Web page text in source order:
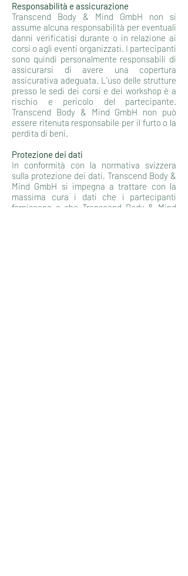
Responsabilità e assicurazione
Transcend Body & Mind GmbH non si
assume alcuna responsabilità per eventuali
danni verificatisi durante o in relazione ai
corsi o agli eventi organizzati. I partecipanti
sono quindi personalmente responsabili di
assicurarsi di avere una copertura
assicurativa adeguata. L'uso delle strutture
presso le sedi dei corsi e dei workshop è a
rischio e pericolo del partecipante.
Transcend Body & Mind GmbH non può
essere ritenuta responsabile per il furto o la
perdita di beni.
Protezione dei dati
In conformità con la normativa svizzera
sulla protezione dei dati, Transcend Body &
Mind GmbH si impegna a trattare con la
massima cura i dati che i partecipanti
forniscono o che Transcend Body & Mind